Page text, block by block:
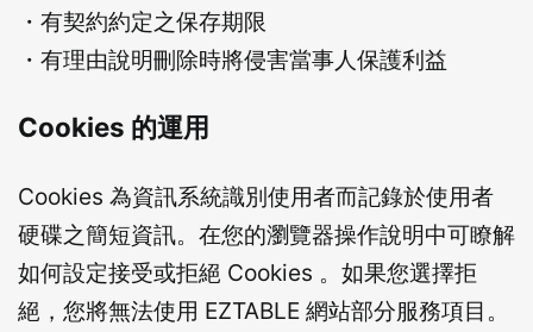
・有契約約定之保存期限
・有理由說明刪除時將侵害當事人保護利益
Cookies 的運用
Cookies 為資訊系統識別使用者而記錄於使用者
硬碟之簡短資訊。在您的瀏覽器操作說明中可瞭解
如何設定接受或拒絕 Cookies 。如果您選擇拒
絕，您將無法使用 EZTABLE 網站部分服務項目。